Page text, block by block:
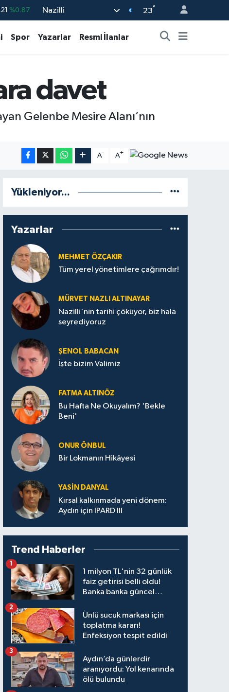
%0.87
%0.32
%-19
Nazilli 23°
Spor Yazarlar Resmi İlanlar
davet
Gelenbe Mesire Alanı’nın
A- A+
Yükleniyor...
Yazarlar
MEHMET ÖZÇAKIR
Tüm yerel yönetimlere çağrımdır!
MÜRVET NAZLI ALTINAYAR
Nazilli'nin tarihi çöküyor, biz hala
seyrediyoruz
ŞENOL BABACAN
İşte bizim Valimiz
FATMA ALTINÖZ
Bu Hafta Ne Okuyalım? 'Bekle
Beni'
ONUR ÖNBUL
Bir Lokmanın Hikâyesi
YASIN DANYAL
Kırsal kalkınmada yeni dönem:
Aydın için IPARD III
Trend Haberler
1 milyon TL'nin 32 günlük
faiz getirisi belli oldu!
Banka banka güncel
1
Ünlü sucuk markası için
toplatma kararı!
Enfeksiyon tespit edildi
2
Aydın’da günlerdir
aranıyordu: Yol kenarında
ölü bulundu
3